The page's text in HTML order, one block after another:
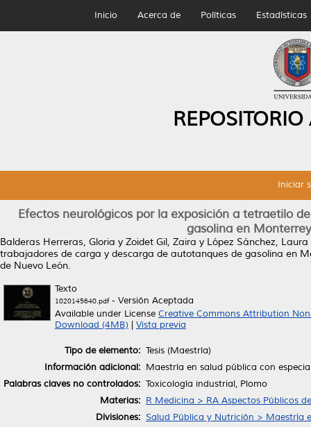
Inicio Acerca de Políticas Estadísticas
Iniciar
Efectos neurológicos por la exposición a tetraetilo
gasolina en
Balderas Herreras, Gloria y Zoidet Gil, Zaira y López Sánchez, Laura
trabajadores de carga y descarga de autotanques de gasolina en
de Nuevo León.
Texto
1020145640.pdf- Versión Aceptada
Available under License Creative Commons Attribution
Download (4MB)
Vista previa
Tipo de elemento: Tesis (Maestría)
Información adicional: Maestría en salud pública con
Palabras claves no controlados: Toxicología industrial, Plomo
Materias: R Medicina > RA Aspectos Públicos
Divisiones: Salud Pública y Nutrición > Maestría